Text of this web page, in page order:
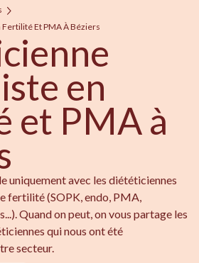
Et PMA À Béziers
en
et PMA à
uniquement avec les diététiciennes
fertilité (SOPK, endo, PMA,
Quand on peut, on vous partage les
qui nous ont été
secteur.